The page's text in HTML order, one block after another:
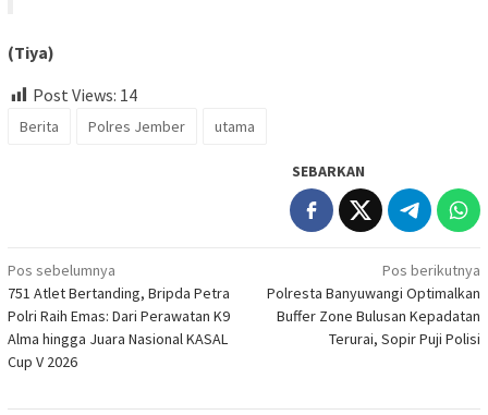
(Tiya)
Post Views: 14
Berita Polres Jember utama
SEBARKAN
Navigasi
pos
Pos sebelumnya
751 Atlet Bertanding, Bripda Petra
Polri Raih Emas: Dari Perawatan K9
Alma hingga Juara Nasional KASAL
Cup V 2026
Pos berikutnya
Polresta Banyuwangi Optimalkan
Buffer Zone Bulusan Kepadatan
Terurai, Sopir Puji Polisi